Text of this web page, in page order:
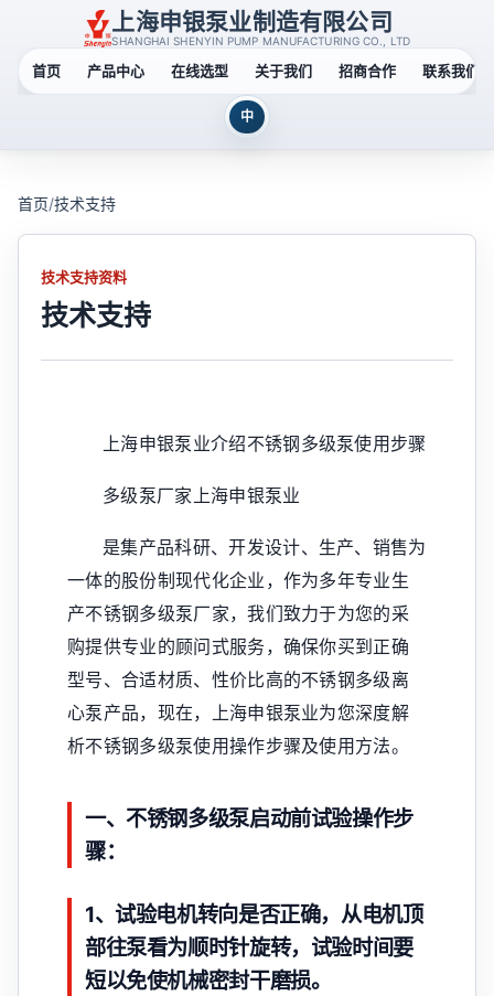
上海申银泵业制造有限公司
SHANGHAI SHENYIN PUMP MANUFACTURING CO., LTD
首页 产品中心 在线选型 关于我们 招商合作 联系我们
中
首页/技术支持
技术支持资料
技术支持
上海申银泵业介绍不锈钢多级泵使用步骤
多级泵厂家上海申银泵业
是集产品科研、开发设计、生产、销售为
一体的股份制现代化企业，作为多年专业生
产不锈钢多级泵厂家，我们致力于为您的采
购提供专业的顾问式服务，确保你买到正确
型号、合适材质、性价比高的不锈钢多级离
心泵产品，现在，上海申银泵业为您深度解
析不锈钢多级泵使用操作步骤及使用方法。
一、不锈钢多级泵启动前试验操作步
骤：
1、试验电机转向是否正确，从电机顶
部往泵看为顺时针旋转，试验时间要
短以免使机械密封干磨损。